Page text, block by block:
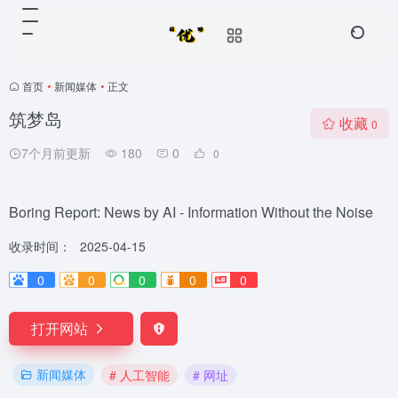
首页 • 新闻媒体 • 正文
筑梦岛
7个月前更新 180 0 0
收藏 0
Boring Report: News by AI - Information Without the Noise
收录时间：
2025-04-15
0
0 0 0 0
打开网站
新闻媒体 # 人工智能 # 网址